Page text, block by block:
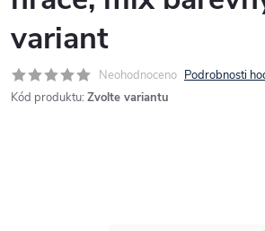
variant
Neohodnoceno Podrobnosti
Kód produktu: Zvolte variantu